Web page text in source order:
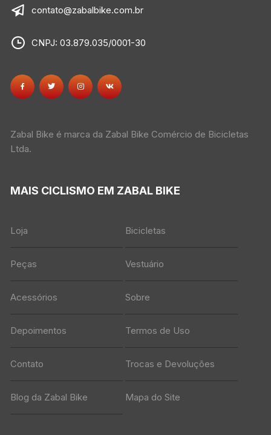
contato@zabalbike.com.br
CNPJ: 03.879.035/0001-30
Zabal Bike é marca da Zabal Bike Comércio de Bicicletas
Ltda.
MAIS CICLISMO EM ZABAL BIKE
Loja Bicicletas
Peças Vestuário
Acessórios Sobre
Depoimentos Termos de Uso
Contato Trocas e Devoluções
Blog da Zabal Bike Mapa do Site